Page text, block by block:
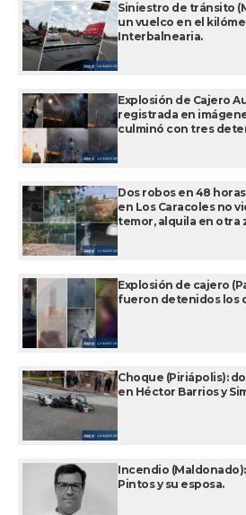
Siniestro de tránsito
un vuelco en el
Interbalnearia.
Explosión de Cajero
registrada en
culminó con tres
Dos robos en 48
en Los Caracoles no
temor, alquila en otra
Explosión de cajero
fueron detenidos los
Choque (Piriápolis):
en Héctor Barrios y
Incendio
Pintos y su esposa.